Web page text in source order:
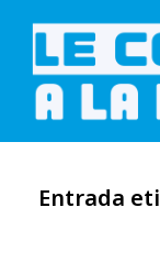
Entrada